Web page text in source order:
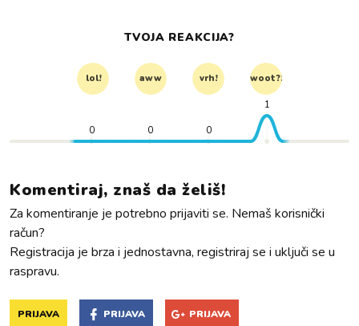
TVOJA REAKCIJA?
lol! aww vrh! woot?!
0 0 0
1
Komentiraj, znaš da želiš!
Za komentiranje je potrebno prijaviti se. Nemaš korisnički
račun?
Registracija je brza i jednostavna, registriraj se i uključi se u
raspravu.
PRIJAVA PRIJAVA PRIJAVA